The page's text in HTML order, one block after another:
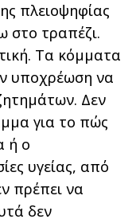
πλειοψηφίας
στο τραπέζι.
Τα κόμματα
υποχρέωση να
Δεν
για το πώς
ή ο
υγείας, από
πρέπει να
δεν